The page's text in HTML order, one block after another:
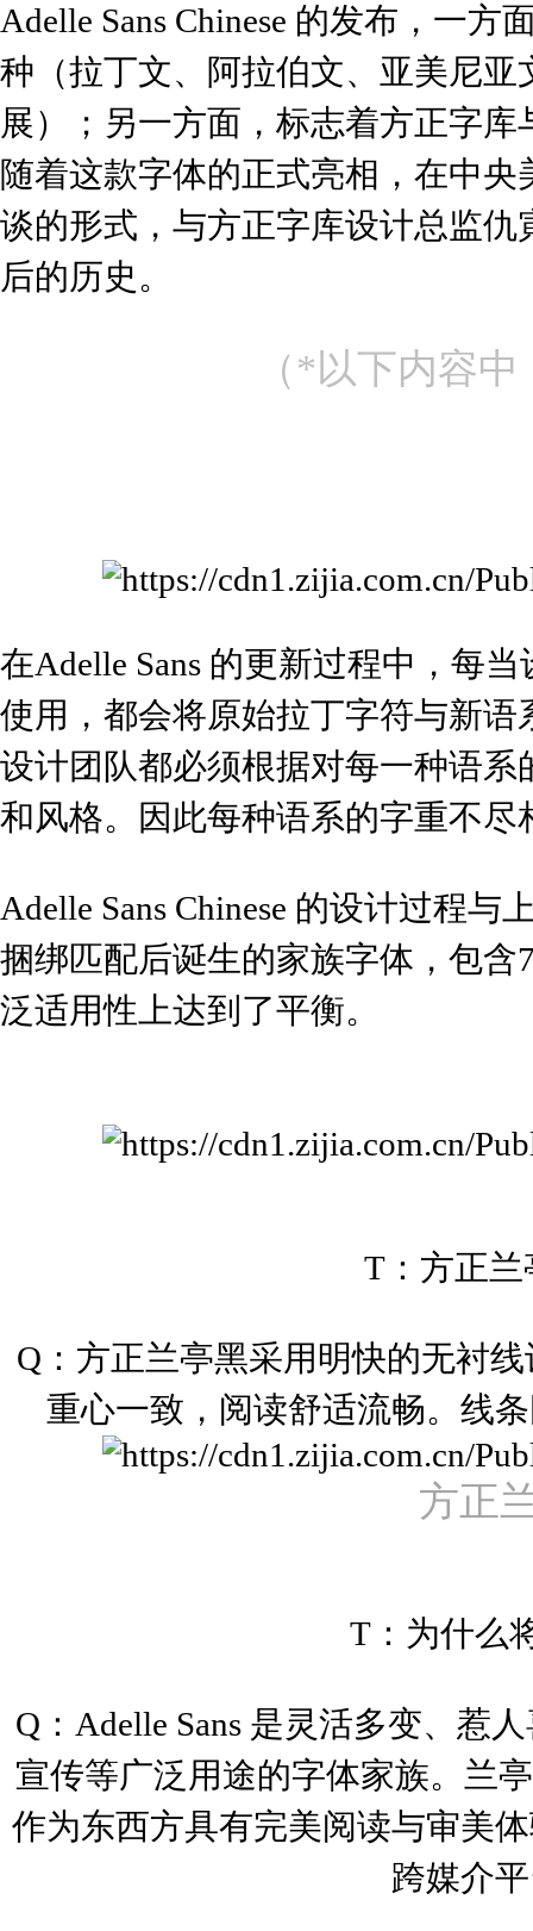
Adelle Sans Chinese 的发布，一
种（拉丁文、阿拉伯文、亚美尼
展）；另一方面，标志着方正字库
随着这款字体的正式亮相，在中央
谈的形式，与方正字库设计总监仇
后的历史。
（*以下内容
在Adelle Sans 的更新过程中，每
使用，都会将原始拉丁字符与新
设计团队都必须根据对每一种语
和风格。因此每种语系的字重不
Adelle Sans Chinese 的设计过程与
捆绑匹配后诞生的家族字体，包
泛适用性上达到了平衡。
T：方正
Q ： 方正兰亭黑采用明快的无衬
重心一致，阅读舒适流畅。线
方正
T：为什么
Q： Adelle Sans 是灵活多变、惹
宣传等广泛用途的字体家族。兰
作为东西方具有完美阅读与审美
跨媒介